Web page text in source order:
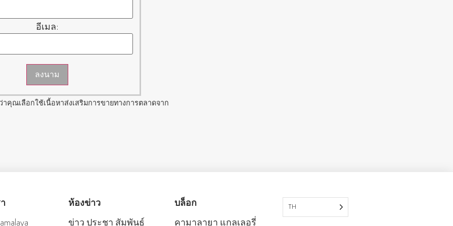
อีเมล:
ลงนาม
คุณเลือกใช้เนื้อหาส่งเสริมการขายทางการตลาดจาก
ห้องข่าว
ข่าว ประชา สัมพันธ์
บล็อก
คามาลายา แกลเลอรี่
TH